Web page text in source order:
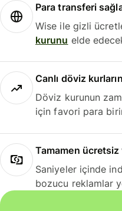
Para transferi
Wise ile gizli
kurunu elde
Canlı döviz
Döviz kurunun
için favori para
Tamamen ücretsiz
Saniyeler içinde
bozucu reklamlar